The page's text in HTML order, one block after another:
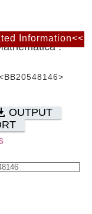
:
OUTPUT
Information<<